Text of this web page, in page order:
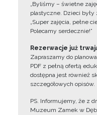
„Byliśmy – świetne
plastyczne. Dzieci
„Super zajęcia, pełne
Polecamy serdecznie!”
Rezerwacje już
Zapraszamy do
PDF z pełną ofertą
dostępna jest również
szczegółowych opisów.
PS. Informujemy, że z
Muzeum Zamek w